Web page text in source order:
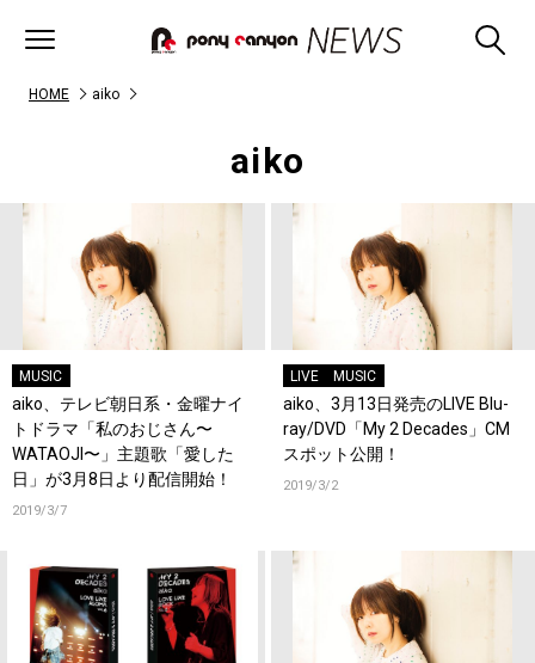
HOME aiko
aiko
MUSIC
aiko、テレビ朝日系・金曜ナイ
トドラマ「私のおじさん〜
WATAOJI〜」主題歌「愛した
日」が3月8日より配信開始！
2019/3/7
LIVE MUSIC
aiko、3月13日発売のLIVE Blu-
ray/DVD「My 2 Decades」CM
スポット公開！
2019/3/2